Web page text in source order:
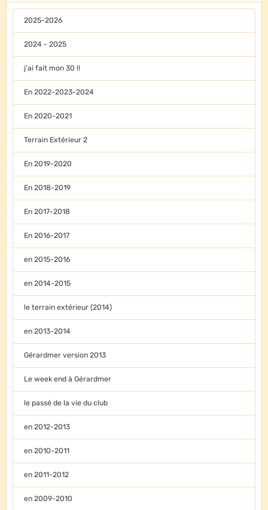
2025-2026
2024 - 2025
j'ai fait mon 30 !!
En 2022-2023-2024
En 2020-2021
Terrain Extérieur 2
En 2019-2020
En 2018-2019
En 2017-2018
En 2016-2017
en 2015-2016
en 2014-2015
le terrain extérieur (2014)
en 2013-2014
Gérardmer version 2013
Le week end à Gérardmer
le passé de la vie du club
en 2012-2013
en 2010-2011
en 2011-2012
en 2009-2010